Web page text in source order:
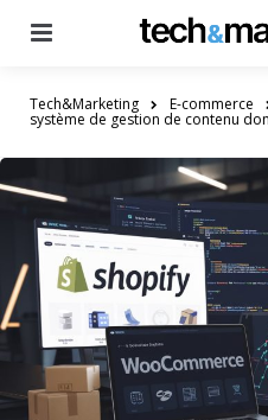
Tech&Marketing E-commerce
système de gestion de contenu